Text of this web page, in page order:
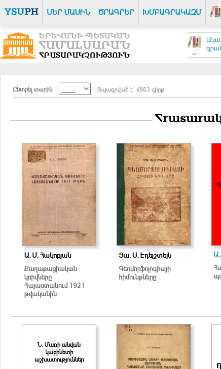
ՄԵՐ ՄԱՍԻՆ ԾՐԱԳՐԵՐ ԽՄԲԱԳՐԱԿԱԶՄ
Ընտրել տարին Տպագրված է` 4563 գիրք
Ա. Մ. Հակոբյան
Քաղաքացիական
կռիվները
Հայաստանում 1921
թվականին
Յա. Ս. Էդելշտեյն
Գեոմորֆոլոգիայի
հիմունքները
Ն. Մառի անվան
կաբինետի
աշխատություններ